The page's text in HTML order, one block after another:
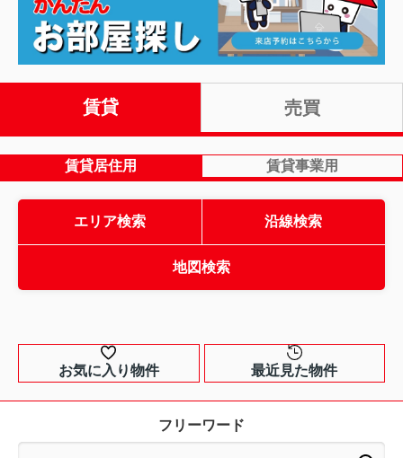
賃貸 売買
賃貸居住用 賃貸事業用
エリア検索 沿線検索
地図検索
お気に入り物件 最近見た物件
フリーワード